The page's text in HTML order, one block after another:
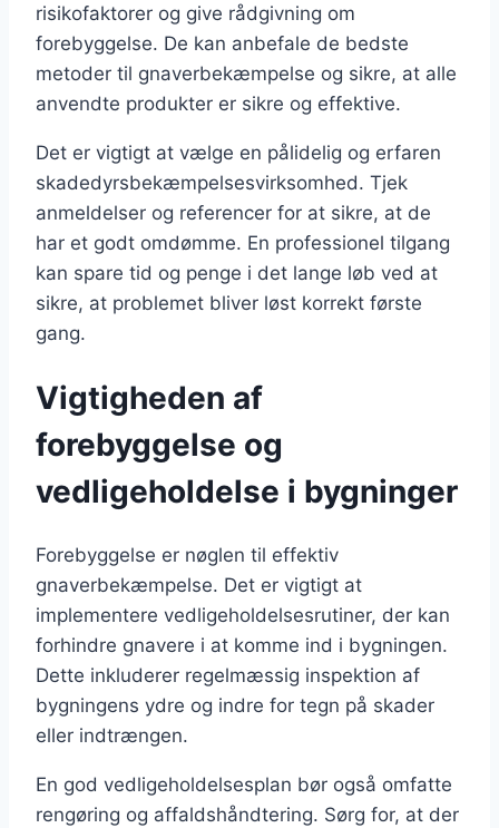
risikofaktorer og give rådgivning om
forebyggelse. De kan anbefale de bedste
metoder til gnaverbekæmpelse og sikre, at alle
anvendte produkter er sikre og effektive.
Det er vigtigt at vælge en pålidelig og erfaren
skadedyrsbekæmpelsesvirksomhed. Tjek
anmeldelser og referencer for at sikre, at de
har et godt omdømme. En professionel tilgang
kan spare tid og penge i det lange løb ved at
sikre, at problemet bliver løst korrekt første
gang.
Vigtigheden af
forebyggelse og
vedligeholdelse i bygninger
Forebyggelse er nøglen til effektiv
gnaverbekæmpelse. Det er vigtigt at
implementere vedligeholdelsesrutiner, der kan
forhindre gnavere i at komme ind i bygningen.
Dette inkluderer regelmæssig inspektion af
bygningens ydre og indre for tegn på skader
eller indtrængen.
En god vedligeholdelsesplan bør også omfatte
rengøring og affaldshåndtering. Sørg for, at der